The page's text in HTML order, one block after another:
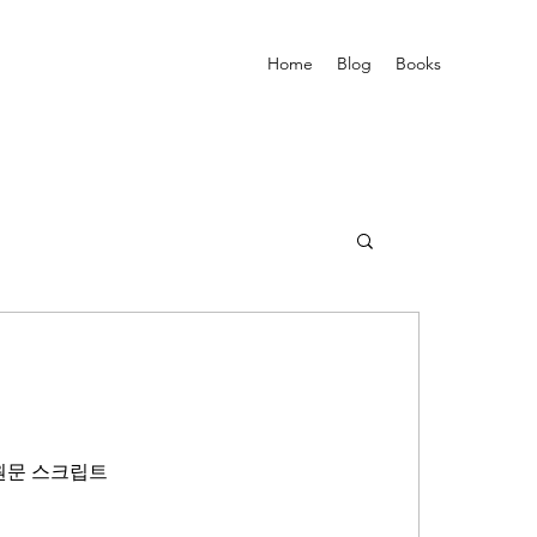
Home Blog Books
문 스크립트